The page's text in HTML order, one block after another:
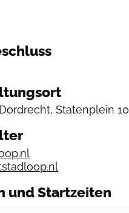
Statenplein 10
und Startzeiten